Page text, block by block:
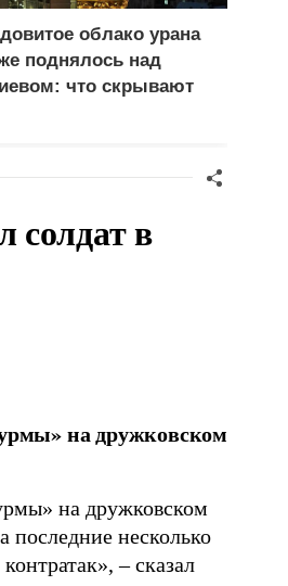
облако урана
поднялось над
что скрывают
в
на дружковском
на дружковском
последние несколько
– сказал